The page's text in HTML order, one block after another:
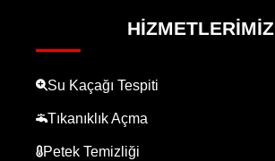
HIZMETLERIMIZ
Su Kaçağı Tespiti
Tıkanıklık Açma
Petek Temizliği